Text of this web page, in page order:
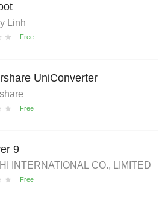
Linh
UniConverter
9
INTERNATIONAL CO., LIMITED